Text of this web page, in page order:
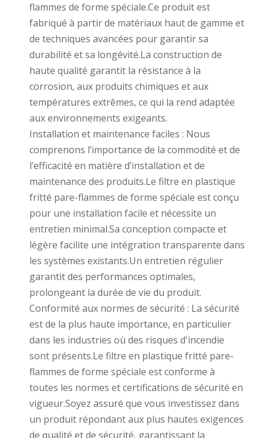
flammes de forme spéciale.Ce produit est
fabriqué à partir de matériaux haut de gamme et
de techniques avancées pour garantir sa
durabilité et sa longévité.La construction de
haute qualité garantit la résistance à la
corrosion, aux produits chimiques et aux
températures extrêmes, ce qui la rend adaptée
aux environnements exigeants.
Installation et maintenance faciles : Nous
comprenons l’importance de la commodité et de
l’efficacité en matière d’installation et de
maintenance des produits.Le filtre en plastique
fritté pare-flammes de forme spéciale est conçu
pour une installation facile et nécessite un
entretien minimal.Sa conception compacte et
légère facilite une intégration transparente dans
les systèmes existants.Un entretien régulier
garantit des performances optimales,
prolongeant la durée de vie du produit.
Conformité aux normes de sécurité : La sécurité
est de la plus haute importance, en particulier
dans les industries où des risques d'incendie
sont présents.Le filtre en plastique fritté pare-
flammes de forme spéciale est conforme à
toutes les normes et certifications de sécurité en
vigueur.Soyez assuré que vous investissez dans
un produit répondant aux plus hautes exigences
de qualité et de sécurité, garantissant la